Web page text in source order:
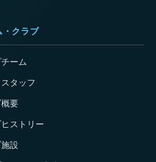
・クラブ
チーム
タッフ
要
ストリー
設